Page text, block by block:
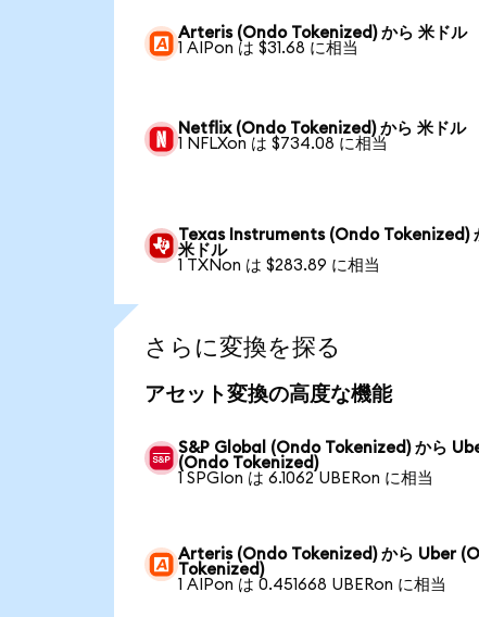
Arteris (Ondo Tokenized) から 米ドル
1 AIPon は $31.68 に相当
Netflix (Ondo Tokenized) から 米ドル
1 NFLXon は $734.08 に相当
Texas Instruments (Ondo Tokenized)
米ドル
1 TXNon は $283.89 に相当
さらに変換を探る
アセット変換の高度な機能
S&P Global (Ondo Tokenized) から
(Ondo Tokenized)
1 SPGIon は 6.1062 UBERon に相当
Arteris (Ondo Tokenized) から Uber
Tokenized)
1 AIPon は 0.451668 UBERon に相当